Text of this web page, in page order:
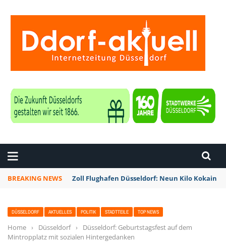
BREAKING NEWS Zoll Flughafen Düsseldorf: Neun Kilo Kokain
DÜSSELDORF AKTUELLES POLITIK STADTTEILE TOP NEWS
Home › Düsseldorf ›
Düsseldorf: Geburtstagsfest auf dem
Mintropplatz mit sozialen Hintergedanken